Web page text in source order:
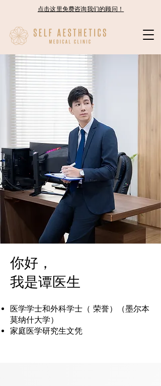
点击这里免费咨询我们的顾问！
你好，
我是谭医生
医学学士和外科学士（ 荣誉）（墨尔本
莫纳什大学）
家庭医学研究生文凭